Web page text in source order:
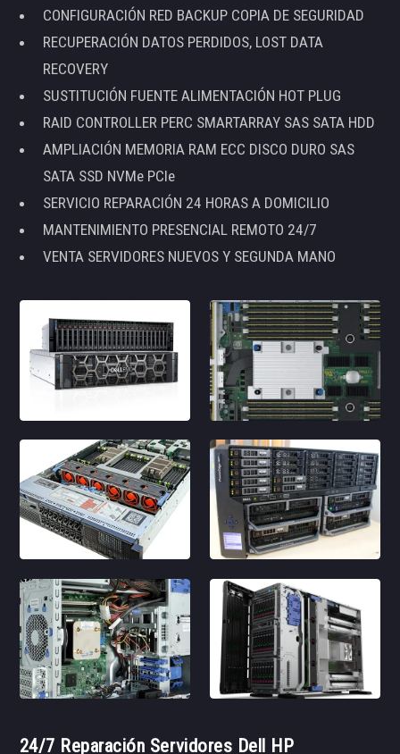
CONFIGURACIÓN RED BACKUP COPIA DE SEGURIDAD
RECUPERACIÓN DATOS PERDIDOS, LOST DATA
RECOVERY
SUSTITUCIÓN FUENTE ALIMENTACIÓN HOT PLUG
RAID CONTROLLER PERC SMARTARRAY SAS SATA HDD
AMPLIACIÓN MEMORIA RAM ECC DISCO DURO SAS
SATA SSD NVMe PCIe
SERVICIO REPARACIÓN 24 HORAS A DOMICILIO
MANTENIMIENTO PRESENCIAL REMOTO 24/7
VENTA SERVIDORES NUEVOS Y SEGUNDA MANO
24/7 Reparación Servidores Dell HP